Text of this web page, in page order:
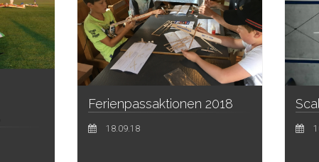
Ferienpassaktionen 2018
18.09.18